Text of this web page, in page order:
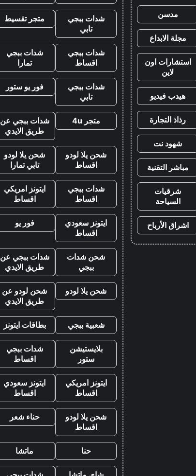
مدسن
مجلة الابداع
استشارات اون
لاين
هيدب فيديو
رذاذ التجارة
شهود نت
مباشر التقنية
شرقيات
السياحة
اشراق الأرباح
شدات ببجي
تابي
متجر تقسيط
شدات ببجي
اقساط
شدات ببجي
تمارا
شدات ببجي
تابي
فور يو ستور
متجر 4u
شدات ببجي عن
طريق الايدي
شحن يلا لودو
اقساط
شحن يلا لودو
تابي تمارا
شدات ببجي
اقساط
ايتونز امريكي
اقساط
ايتونز سعودي
اقساط
فور يو
شحن شدات
ببجي
شدات ببجي عن
طريق الايدي
شحن يلا لودو
شحن لودو عن
طريق الايدي
شعبية ببجي بطاقات ايتونز
بلايستيشن
ستور
شدات ببجي
اقساط
ايتونز امريكي
اقساط
ايتونز سعودي
اقساط
شحن يلا لودو
اقساط
حناء شعر
حنا ماتشا